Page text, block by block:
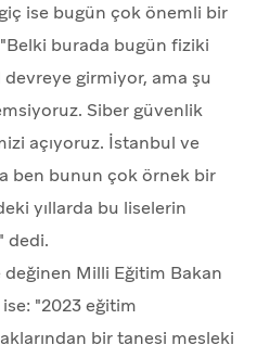
ise bugün çok önemli bir
"Belki burada bugün fiziki
girmiyor, ama şu
Siber güvenlik
açıyoruz. İstanbul ve
ben bunun çok örnek bir
yıllarda bu liselerin
dedi.
Milli Eğitim Bakan
ise: "2023 eğitim
bir tanesi mesleki